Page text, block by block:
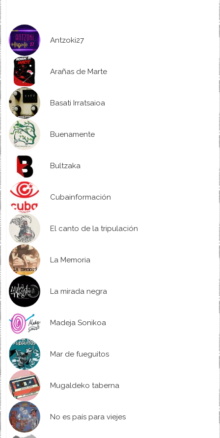
Antzoki27
Arañas de Marte
Basati Irratsaioa
Buenamente
Bultzaka
Cubainformación
El canto de la tripulación
La Memoria
La mirada negra
Madeja Sonikoa
Mar de fueguitos
Mugaldeko taberna
No es país para viejes